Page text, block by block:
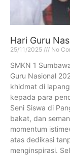
Hari Guru
25/11/2025 No
SMKN 1
Guru Nasional
khidmat di
kepada para
Seni Siswa di
bakat, dan
momentum
atas dedikasi
menginspirasi.